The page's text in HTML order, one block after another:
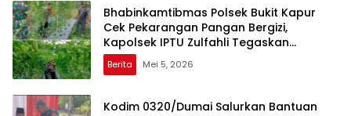
Bhabinkamtibmas Polsek Bukit Kapur
Cek Pekarangan Pangan Bergizi,
Kapolsek IPTU Zulfahli Tegaskan
Komitmen Dukung Ketahanan Pangan
Berita Mei 5, 2026
Kodim 0320/Dumai Salurkan Bantuan